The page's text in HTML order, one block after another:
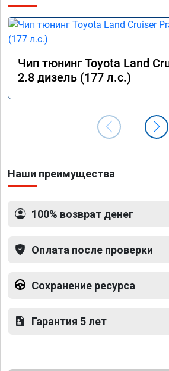
Чип тюнинг Toyota Land
2.8 дизель (177 л.с.)
Наши преимущества
100% возврат денег
Оплата после проверки
Сохранение ресурса
Гарантия 5 лет